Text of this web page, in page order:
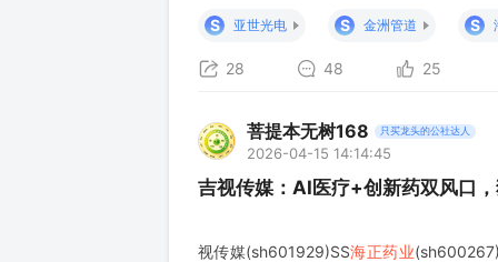
生动力 政策基调为从一季度的“靠前发力
S 亚世光电 S 金洲管道 S
28 48 25
菩提本无树168 只买龙头的公社达人
2026-04-15 14:14:45
吉视传媒：AI医疗+创新药双风口
视传媒(sh601929)SS海正药业